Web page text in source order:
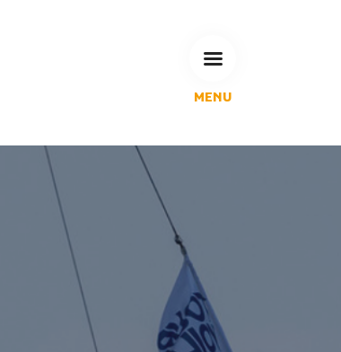
MENU
Espace Habitant
Espace Pro
Espace Pédagogique
RECHERCHE